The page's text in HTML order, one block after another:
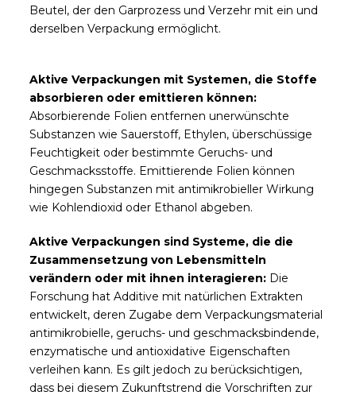
Beutel, der den Garprozess und Verzehr mit ein und
derselben Verpackung ermöglicht.
Aktive Verpackungen mit Systemen, die Stoffe
absorbieren oder emittieren können:
Absorbierende Folien entfernen unerwünschte
Substanzen wie Sauerstoff, Ethylen, überschüssige
Feuchtigkeit oder bestimmte Geruchs- und
Geschmacksstoffe. Emittierende Folien können
hingegen Substanzen mit antimikrobieller Wirkung
wie Kohlendioxid oder Ethanol abgeben.
Aktive Verpackungen sind Systeme, die die
Zusammensetzung von Lebensmitteln
verändern oder mit ihnen interagieren: Die
Forschung hat Additive mit natürlichen Extrakten
entwickelt, deren Zugabe dem Verpackungsmaterial
antimikrobielle, geruchs- und geschmacksbindende,
enzymatische und antioxidative Eigenschaften
verleihen kann. Es gilt jedoch zu berücksichtigen,
dass bei diesem Zukunftstrend die Vorschriften zur